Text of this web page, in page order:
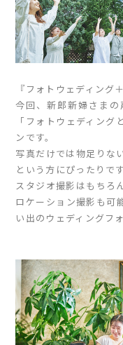
『フォトウェディング
今回、新郎新婦さま
「フォトウェディン
ンです。
写真だけでは物足りな
という方にぴったりです
スタジオ撮影はもちろ
ロケーション撮影も可
い出のウェディングフ